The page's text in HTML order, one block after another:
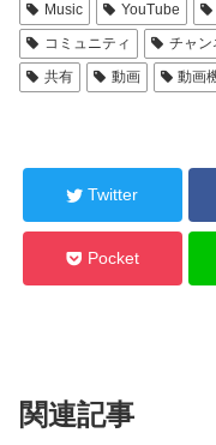
Music YouTube
コミュニティ
チャン
共有
動画 動画
Twitter
Pocket
関連記事